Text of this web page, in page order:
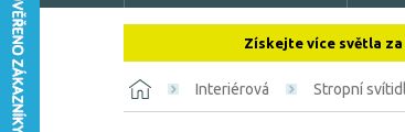
Získejte více světla za
Interiérová Stropní